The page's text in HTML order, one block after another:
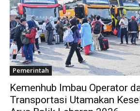
Pemerintah
Kemenhub Imbau Operator
Transportasi Utamakan